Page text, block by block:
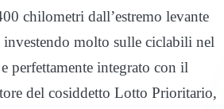
chilometri dall’estremo levante
molto sulle ciclabili nel
perfettamente integrato con il
del cosiddetto Lotto Prioritario,